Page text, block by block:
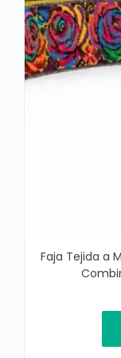
Faja Tejida a